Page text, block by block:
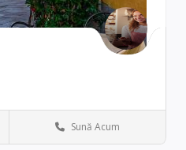
Boston
Sună Acum